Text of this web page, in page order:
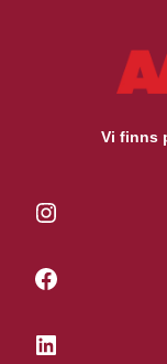
Vi finns
Instagram
Facebook
LinkedIn